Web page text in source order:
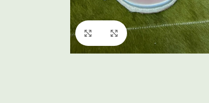
Click to enlarge